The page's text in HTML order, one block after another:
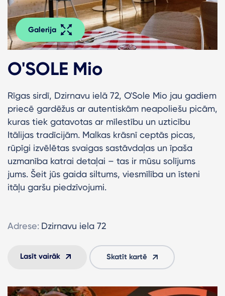
Galerija
O'SOLE Mio
Rīgas sirdī, Dzirnavu ielā 72, O'Sole Mio jau gadiem
priecē gardēžus ar autentiskām neapoliešu picām,
kuras tiek gatavotas ar mīlestību un uzticību
Itālijas tradīcijām. Malkas krāsnī ceptās picas,
rūpīgi izvēlētas svaigas sastāvdaļas un īpaša
uzmanība katrai detaļai – tas ir mūsu solījums
jums. Šeit jūs gaida siltums, viesmīlība un īsteni
itāļu garšu piedzīvojumi.
Adrese: Dzirnavu iela 72
Lasīt vairāk Skatīt kartē